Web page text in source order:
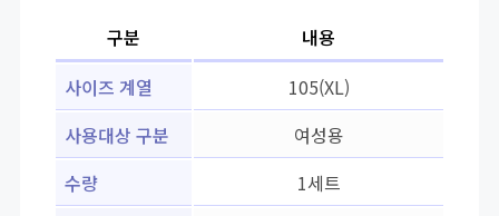
구분
내용
사이즈 계열
105(XL)
사용대상 구분
여성용
수량
1세트